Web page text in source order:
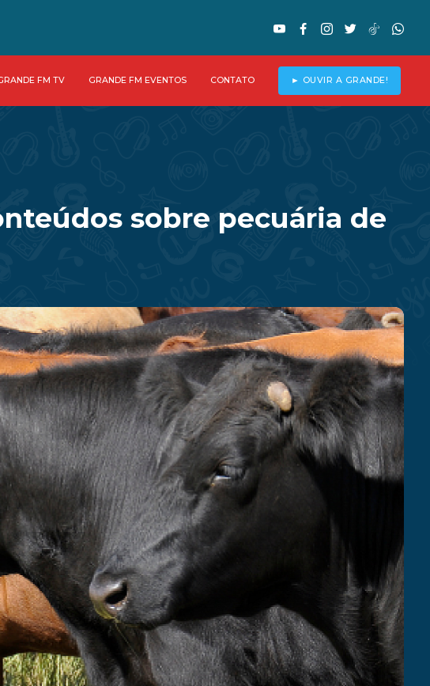
FM TV GRANDE FM EVENTOS CONTATO ► OUVIR A GRANDE!
sobre pecuária de